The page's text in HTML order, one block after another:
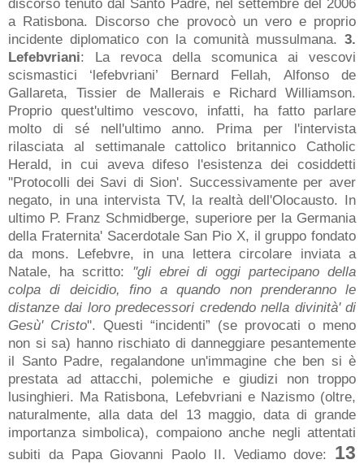
a Ratisbona. Discorso che provocò un vero e proprio
incidente diplomatico con la comunità mussulmana. 3.
Lefebvriani: La revoca della scomunica ai vescovi
scismastici ‘lefebvriani’ Bernard Fellah, Alfonso de
Gallareta, Tissier de Mallerais e Richard Williamson.
Proprio quest'ultimo vescovo, infatti, ha fatto parlare
molto di sé nell'ultimo anno. Prima per l'intervista
rilasciata al settimanale cattolico britannico Catholic
Herald, in cui aveva difeso l'esistenza dei cosiddetti
''Protocolli dei Savi di Sion'. Successivamente per aver
negato, in una intervista TV, la realtà dell'Olocausto. In
ultimo P. Franz Schmidberge, superiore per la Germania
della Fraternita' Sacerdotale San Pio X, il gruppo fondato
da mons. Lefebvre, in una lettera circolare inviata a
Natale, ha scritto: ''gli ebrei di oggi partecipano della
colpa di deicidio, fino a quando non prenderanno le
distanze dai loro predecessori credendo nella divinità' di
Gesù' Cristo''. Questi “incidenti” (se provocati o meno
non si sa) hanno rischiato di danneggiare pesantemente
il Santo Padre, regalandone un'immagine che ben si è
prestata ad attacchi, polemiche e giudizi non troppo
lusinghieri. Ma Ratisbona, Lefebvriani e Nazismo (oltre,
naturalmente, alla data del 13 maggio, data di grande
importanza simbolica), compaiono anche negli attentati
subiti da Papa Giovanni Paolo II. Vediamo dove: 13